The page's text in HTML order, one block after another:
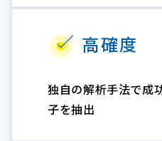
高確度
独自の解析手法で成
子を抽出